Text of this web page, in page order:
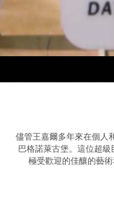
儘管王嘉爾多年來在個
巴格諾萊古堡。這位超